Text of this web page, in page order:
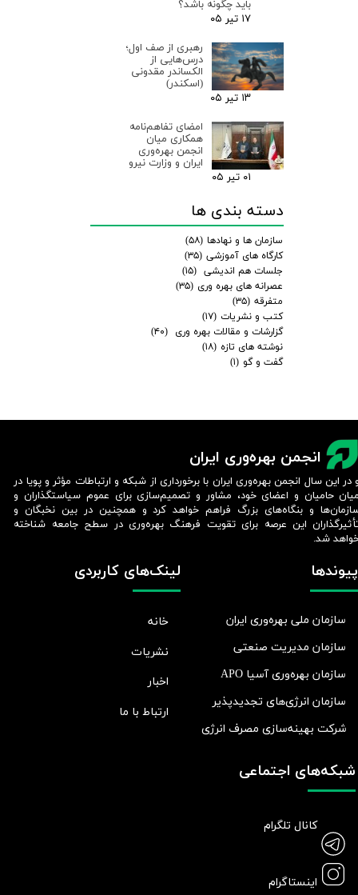
باید چگونه باشد؟
۱۷ تیر ۰۵
رهبری از صف اول؛
درس‌هایی از
الکساندر مقدونی
(اسکندر)
۱۳ تیر ۰۵
امضای تفاهم‌نامه
همکاری میان
انجمن بهره‌وری
ایران و وزارت نیرو
۰۱ تیر ۰۵
دسته بندی ها
سازمان ها و نهادها (۵۸)
کارگاه های آموزشی (۳۵)
جلسات هم اندیشی (۱۵)
عصرانه های بهره وری (۳۵)
متفرقه (۳۵)
کتب و نشریات (۱۷)
گزارشات و مقالات بهره وری
(۴۰)
نوشته های تازه (۱۸)
گفت و گو (۱)
انجمن بهره‌وری ایران
لینک‌های کاربردی
خانه
نشریات
اخبار
ارتباط با ما
پیوندها
سازمان ملی بهره‌وری ایران
سازمان مدیریت صنعتی
سازمان بهره‌وری آسیا APO
سازمان انرژی‌های تجدیدپذیر
شرکت بهينه‌سازی مصرف انرژی
شبکه‌های اجتماعی
کانال تلگرام
اینستاگرام
در این سال انجمن بهره‌وری ایران با برخورداری از شبکه و ارتباطات مؤثر و پویا در
حامیان و اعضای خود، مشاور و تصمیم‌سازی برای عموم سیاستگذاران و
و بنگاه‌های بزرگ فراهم خواهد کرد و همچنین در بین نخبگان و
این عرصه برای تقویت فرهنگ بهره‌وری در سطح جامعه شناخته
شد.​​​​​​​